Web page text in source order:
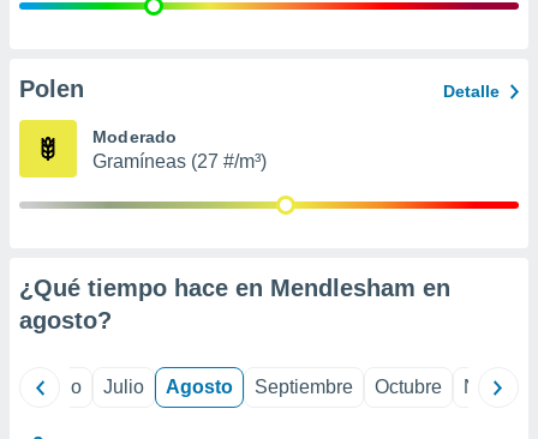
e
publicidad
Polen Detalle
Moderado
Gramíneas (27 #/m³)
¿Qué tiempo hace en Mendlesham en
agosto?
Junio Julio Agosto Septiembre Octubre